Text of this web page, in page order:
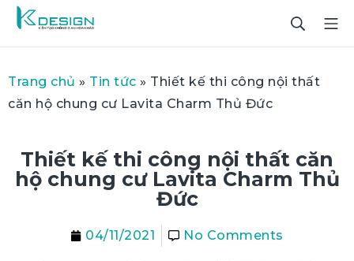
Trang chủ » Tin tức » Thiết kế thi công nội thất
căn hộ chung cư Lavita Charm Thủ Đức
Thiết kế thi công nội thất căn
hộ chung cư Lavita Charm Thủ
Đức
04/11/2021 No Comments